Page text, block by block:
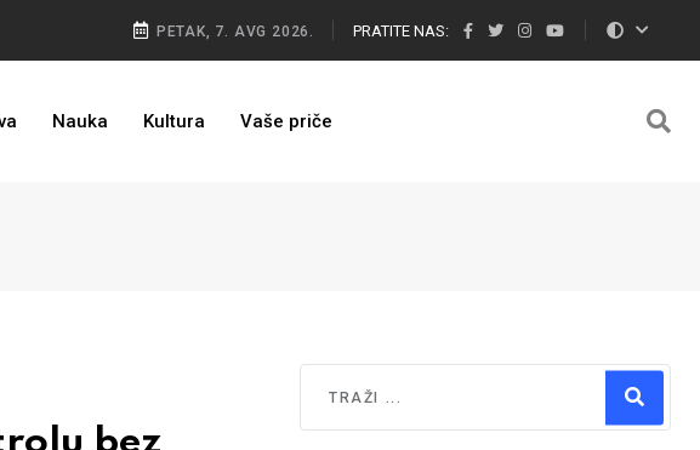
PETAK, 7. AVG 2026. PRATITE NAS:
Nauka Kultura Vaše priče
Type 2 or more characters for results.